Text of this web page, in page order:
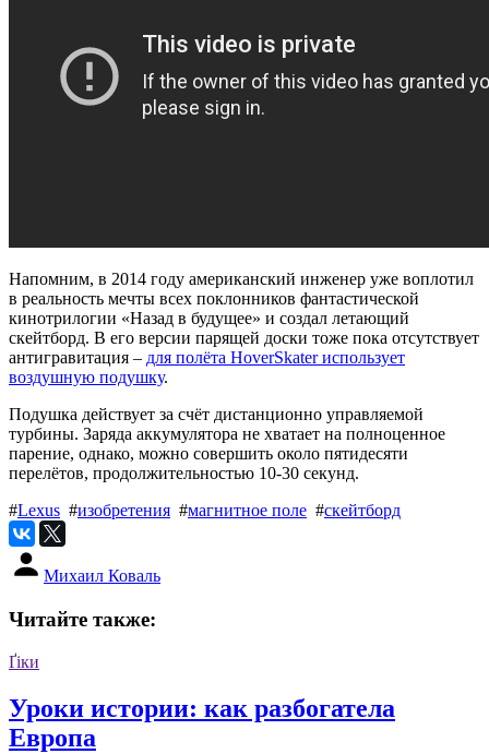
Напомним, в 2014 году американский инженер уже воплотил
в реальность мечты всех поклонников фантастической
кинотрилогии «Назад в будущее» и создал летающий
скейтборд. В его версии парящей доски тоже пока отсутствует
антигравитация – для полёта HoverSkater использует
воздушную подушку.
Подушка действует за счёт дистанционно управляемой
турбины. Заряда аккумулятора не хватает на полноценное
парение, однако, можно совершить около пятидесяти
перелётов, продолжительностью 10-30 секунд.
#Lexus #изобретения #магнитное поле #скейтборд
Михаил Коваль
Читайте также:
Ґіки
Уроки истории: как разбогатела
Европа